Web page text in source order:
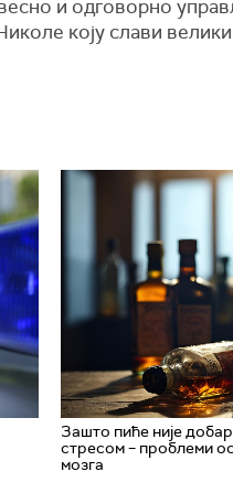
и одговорно
коју слави велики
Зашто пиће није
стресом – проблеми
мозга